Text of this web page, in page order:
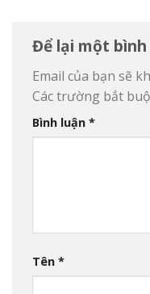
Để lại một bình
Email của bạn sẽ
Các trường bắt
Bình luận *
Tên *